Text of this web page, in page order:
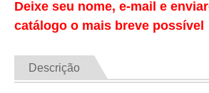
Deixe seu nome, e-mail e
catálogo o mais breve
Descrição